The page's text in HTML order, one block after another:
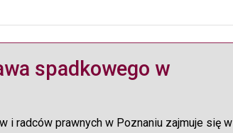
spadkowego w
i radców prawnych w Poznaniu zajmuje się w